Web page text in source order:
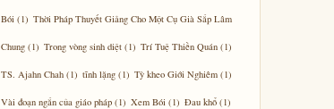
Bói (1) Thời Pháp Thuyết Giảng Cho Một Cụ Già Sắp Lâm
Chung (1) Trong vòng sinh diệt (1) Trí Tuệ Thiền Quán (1)
TS. Ajahn Chah (1) tĩnh lặng (1) Tỳ kheo Giới Nghiêm (1)
Vài đoạn ngắn của giáo pháp (1) Xem Bói (1) Đau khổ (1)